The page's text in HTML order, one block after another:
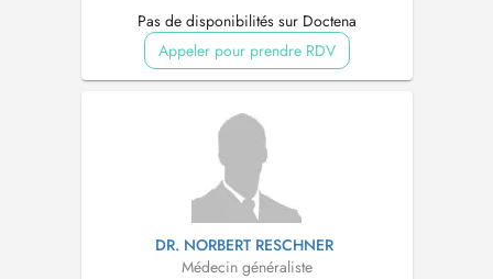
Pas de disponibilités sur Doctena
Appeler pour prendre RDV
DR. NORBERT RESCHNER
Médecin généraliste